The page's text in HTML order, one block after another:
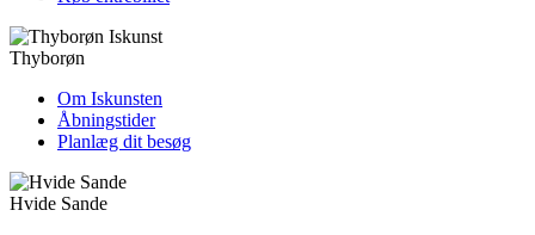
Thyborøn
Om Iskunsten
Åbningstider
Planlæg dit besøg
Hvide Sande